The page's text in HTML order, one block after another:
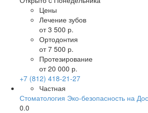
Цены
Лечение зубов
от 3 500 р.
Ортодонтия
от 7 500 р.
Протезирование
от 20 000 р.
+7 (812) 418-21-27
Частная
Стоматология Эко-безопасность на
0.0